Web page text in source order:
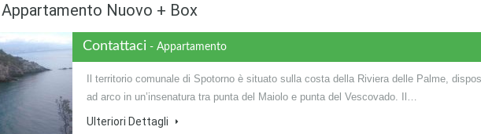
Appartamento Nuovo + Box
Contattaci - Appartamento
Il territorio comunale di Spotorno è situato sulla costa della Riviera delle Palme,
ad arco in un’insenatura tra punta del Maiolo e punta del Vescovado. Il…
Ulteriori Dettagli